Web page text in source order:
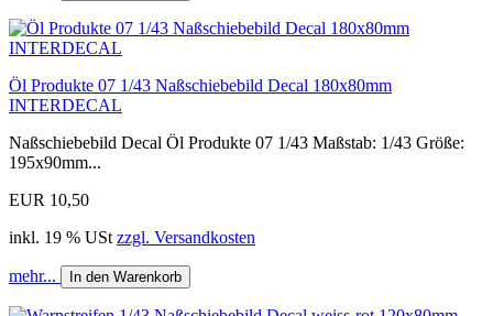
Öl Produkte 07 1/43 Naßschiebebild Decal 180x80mm
INTERDECAL
Naßschiebebild Decal Öl Produkte 07 1/43 Maßstab: 1/43 Größe:
195x90mm...
EUR 10,50
inkl. 19 % USt zzgl. Versandkosten
mehr... In den Warenkorb